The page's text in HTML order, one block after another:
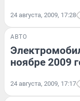
24 августа, 2009, 17:28
АВТО
ноябре 2009
24 августа, 2009, 17:17